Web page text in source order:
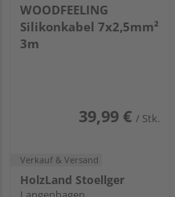
WOODFEELING
Silikonkabel 7x2,5mm²
3m
39,99 € / Stk.
Verkauf & Versand
HolzLand Stoellger